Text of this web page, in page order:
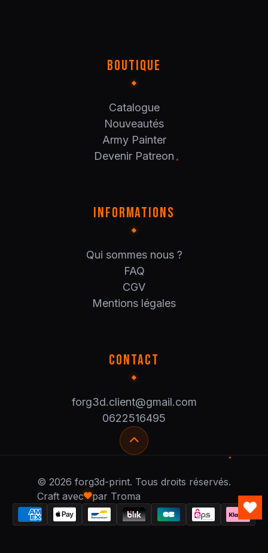
BOUTIQUE
Catalogue
Nouveautés
Army Painter
Devenir Patreon
INFORMATIONS
Qui sommes nous ?
FAQ
CGV
Mentions légales
CONTACT
forg3d.client@gmail.com
0622516495
© 2026 forg3d-print. Tous droits réservés.
Craft avec
par Troma